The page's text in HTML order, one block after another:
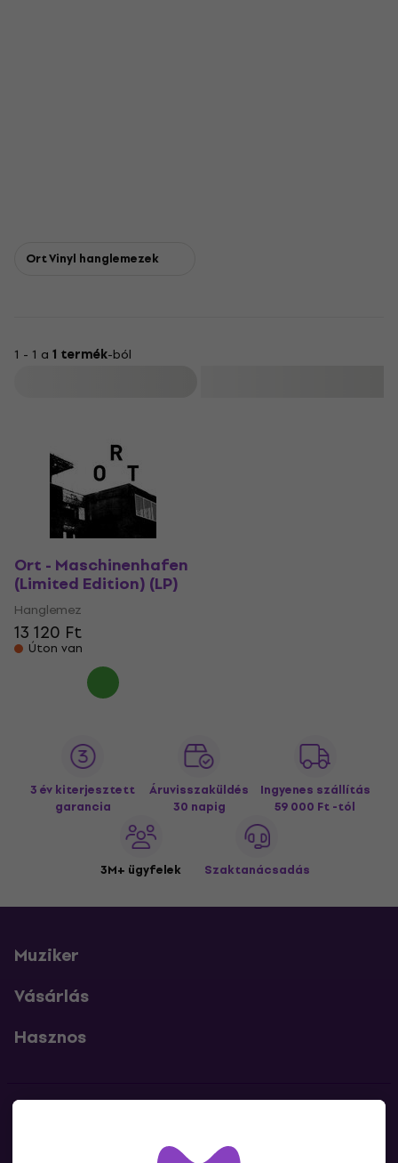
Ort Vinyl hanglemezek
1 - 1 a 1 termék-ból
Ort - Maschinenhafen
(Limited Edition) (LP)
Hanglemez
13 120 Ft
Úton van
3 év kiterjesztett
garancia
Áruvisszaküldés
30 napig
Ingyenes szállítás
59 000 Ft -tól
3M+ ügyfelek Szaktanácsadás
Muziker
Vásárlás
Hasznos